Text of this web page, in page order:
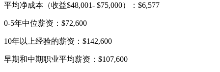
平均净成本（收益$48,001- $75,000）：$6,577
0-5年中位薪资：$72,600
10年以上经验的薪资：$142,600
早期和中期职业平均薪资：$107,600